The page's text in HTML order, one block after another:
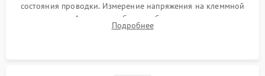
состояния проводки. Измерение напряжения на клеммной
колодке. Анализ жалоб на проблемы с нагревом,
конвекцией, панелью управления или блокировкой дверцы.
Подробнее